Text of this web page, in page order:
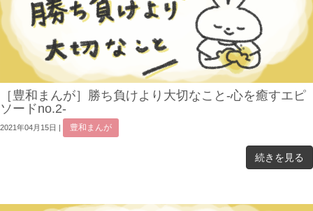
［豊和まんが］勝ち負けより大切なこと-心を癒すエピ
ソードno.2-
2021年04月15日 豊和まんが
続きを見る